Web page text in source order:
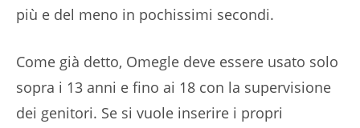
più e del meno in pochissimi secondi.
Come già detto, Omegle deve essere usato solo
sopra i 13 anni e fino ai 18 con la supervisione
dei genitori. Se si vuole inserire i propri